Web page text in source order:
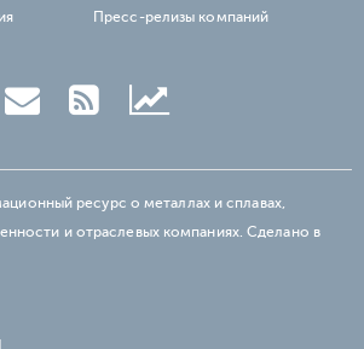
Пресс-релизы компаний
ресурс о металлах и сплавах,
и отраслевых компаниях. Сделано в